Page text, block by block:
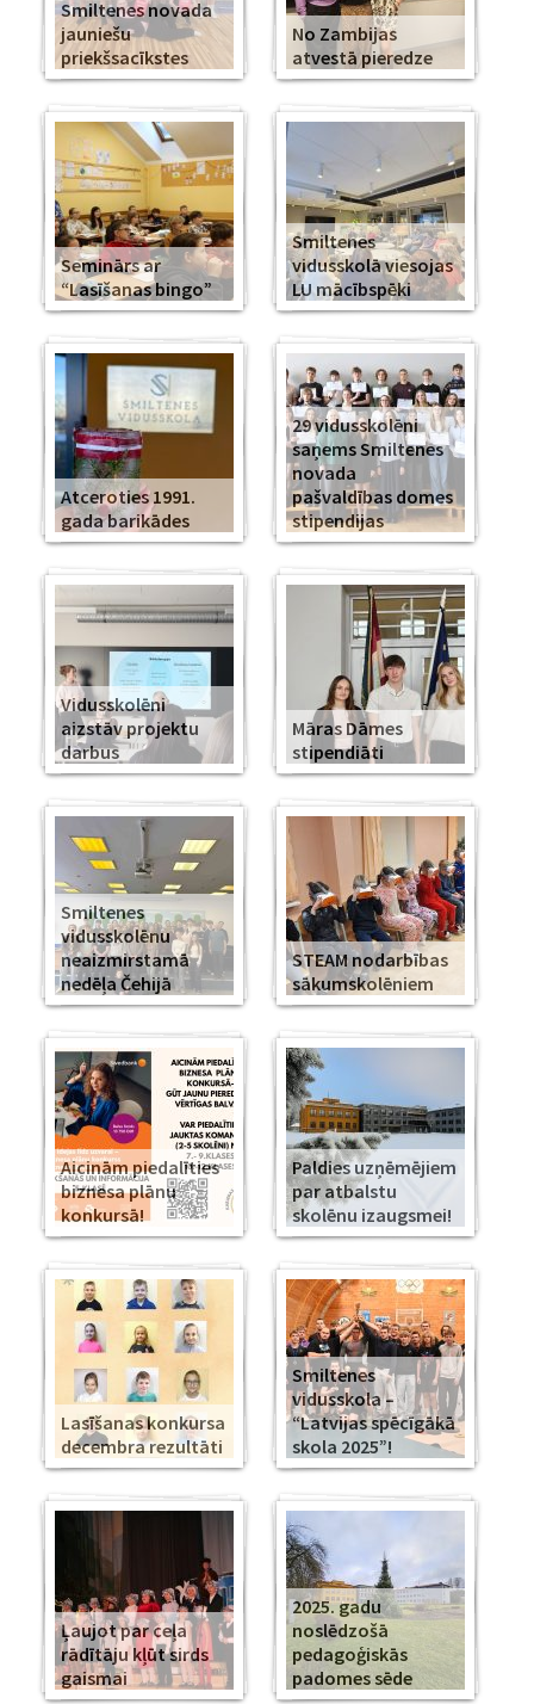
Smiltenes novada
jauniešu
priekšsacīkstes
No Zambijas
atvestā pieredze
Seminārs ar
“Lasīšanas bingo”
Smiltenes
vidusskolā viesojas
LU mācībspēki
Atceroties 1991.
gada barikādes
29 vidusskolēni
saņems Smiltenes
novada
pašvaldības domes
stipendijas
Vidusskolēni
aizstāv projektu
darbus
Māras Dāmes
stipendiāti
Smiltenes
vidusskolēnu
neaizmirstamā
nedēļa Čehijā
STEAM nodarbības
sākumskolēniem
Aicinām piedalīties
biznesa plānu
konkursā!
Paldies uzņēmējiem
par atbalstu
skolēnu izaugsmei!
Lasīšanas konkursa
decembra rezultāti
Smiltenes
vidusskola –
“Latvijas spēcīgākā
skola 2025”!
Ļaujot par ceļa
rādītāju kļūt sirds
gaismai
2025. gadu
noslēdzošā
pedagoģiskās
padomes sēde